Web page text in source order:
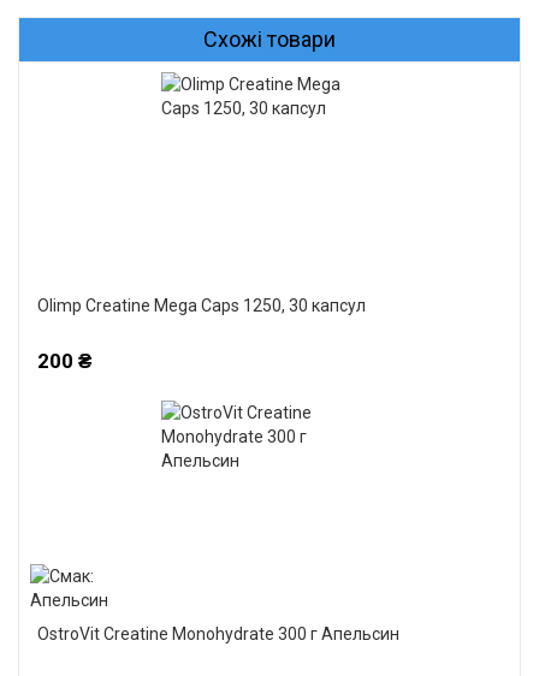
Схожі товари
Olimp Creatine Mega Caps 1250, 30 капсул
200 ₴
OstroVit Creatine Monohydrate 300 г Апельсин